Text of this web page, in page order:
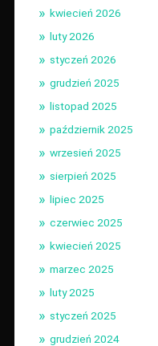
kwiecień 2026
luty 2026
styczeń 2026
grudzień 2025
listopad 2025
październik 2025
wrzesień 2025
sierpień 2025
lipiec 2025
czerwiec 2025
kwiecień 2025
marzec 2025
luty 2025
styczeń 2025
grudzień 2024